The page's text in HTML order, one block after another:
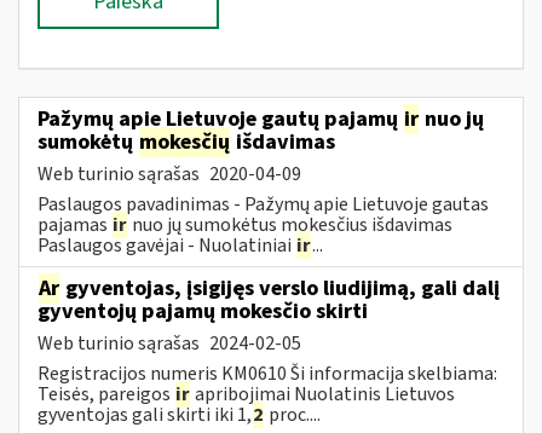
Pažymų apie Lietuvoje gautų pajamų ir nuo jų
sumokėtų mokesčių išdavimas
Web turinio sąrašas 2020-04-09
Paslaugos pavadinimas - Pažymų apie Lietuvoje gautas
pajamas ir nuo jų sumokėtus mokesčius išdavimas
Paslaugos gavėjai - Nuolatiniai ir...
Ar gyventojas, įsigijęs verslo liudijimą, gali dalį
gyventojų pajamų mokesčio skirti
Web turinio sąrašas 2024-02-05
Registracijos numeris KM0610 Ši informacija skelbiama:
Teisės, pareigos irapribojimai Nuolatinis Lietuvos
gyventojas gali skirti iki 1,2 proc....